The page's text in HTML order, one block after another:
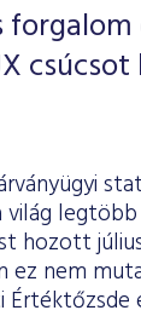
világ
hozott
ez nem
Értéktőzsde